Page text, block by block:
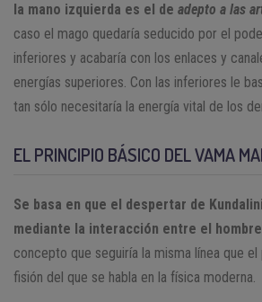
la mano izquierda es el de adepto a las
caso el mago quedaría seducido por el
inferiores y acabaría con los enlaces y
energías superiores. Con las inferiores le
tan sólo necesitaría la energía vital de los
EL PRINCIPIO BÁSICO DEL VAMA
Se basa en que el despertar de
mediante la interacción entre el
concepto que seguiría la misma línea que
fisión del que se habla en la física moderna.